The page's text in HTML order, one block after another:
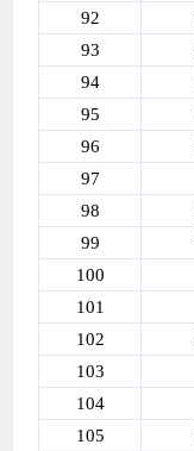
92
93
94
95
96
97
98
99
100
101
102
103
104
105